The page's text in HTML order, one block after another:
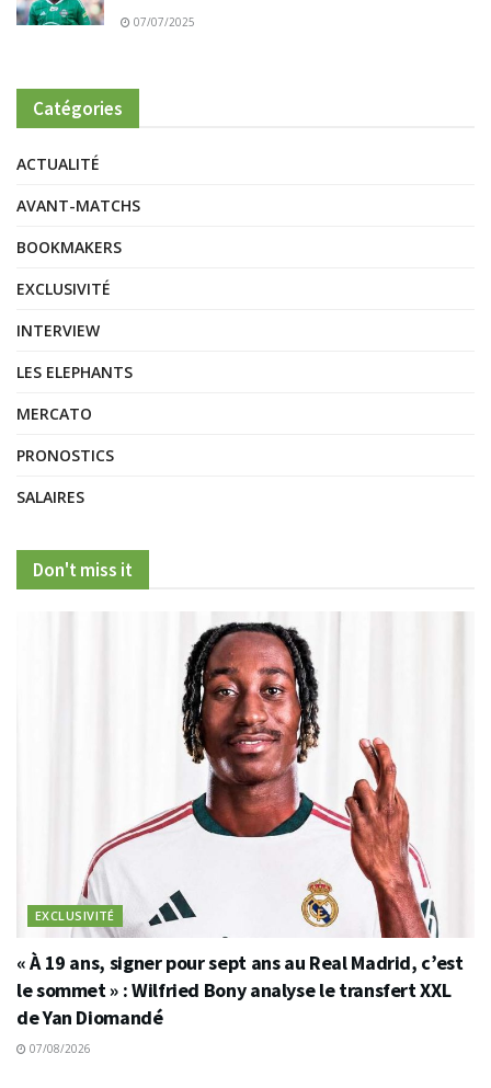
07/07/2025
Catégories
ACTUALITÉ
AVANT-MATCHS
BOOKMAKERS
EXCLUSIVITÉ
INTERVIEW
LES ELEPHANTS
MERCATO
PRONOSTICS
SALAIRES
Don't miss it
EXCLUSIVITÉ
« À 19 ans, signer pour sept ans au Real Madrid, c’est
le sommet » : Wilfried Bony analyse le transfert XXL
de Yan Diomandé
07/08/2026